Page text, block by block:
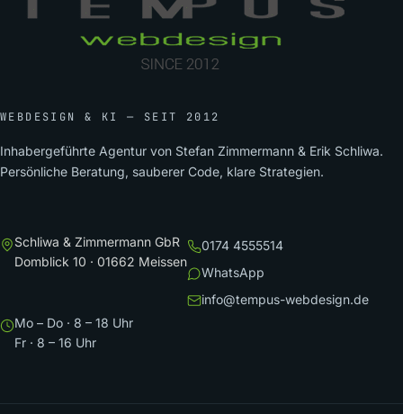
WEBDESIGN & KI — SEIT 2012
Inhabergeführte Agentur von Stefan Zimmermann & Erik Schliwa.
Persönliche Beratung, sauberer Code, klare Strategien.
Schliwa & Zimmermann GbR
Domblick 10 · 01662 Meissen
0174 4555514
WhatsApp
info@tempus-webdesign.de
Mo – Do · 8 – 18 Uhr
Fr · 8 – 16 Uhr